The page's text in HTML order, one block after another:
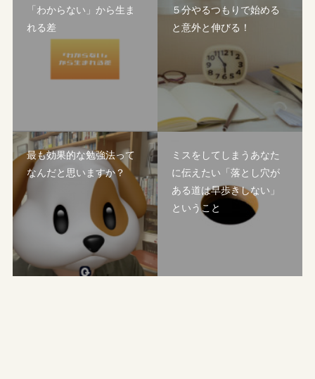
「わからない」から生ま
れる差
５分やるつもりで始める
と意外と伸びる！
最も効果的な勉強法って
なんだと思いますか？
ミスをしてしまうあなた
に伝えたい「落とし穴が
ある道は早歩きしない」
ということ